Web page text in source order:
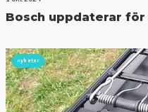
Bosch uppdaterar
nyheter